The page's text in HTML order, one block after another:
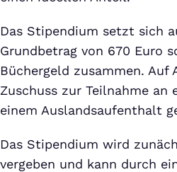
Das Stipendium setzt sich
Grundbetrag von 670 Euro
Büchergeld zusammen. Auf
Zuschuss zur Teilnahme an
einem Auslandsaufenthalt
Das Stipendium wird
vergeben und kann durch